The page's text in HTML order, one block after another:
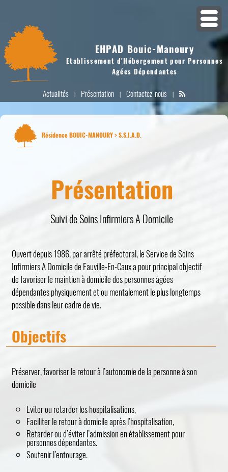
EHPAD Bouic-Manoury
Etablissement d'Hébergement pour Personnes
Agées Dépendantes
Actualités | Présentation | Contactez-nous |
Résidence BOUIC-MANOURY > S.S.I.A.D.
Présentation
Suivi de Soins Infirmiers A Domicile
Ouvert depuis 1986, par arrêté préfectoral, le Service de Soins
Infirmiers A Domicile de Fauville-En-Caux a pour principal objectif
de favoriser le maintien à domicile des personnes âgées
dépendantes physiquement et ou mentalement le plus longtemps
possible dans leur cadre de vie.
Objectifs
Préserver, favoriser le retour à l’autonomie de la personne à son
domicile
Eviter ou retarder les hospitalisations,
Faciliter le retour à domicile après l’hospitalisation,
Retarder ou d’éviter l’admission en établissement pour
personnes dépendantes.
Soutenir l’entourage.